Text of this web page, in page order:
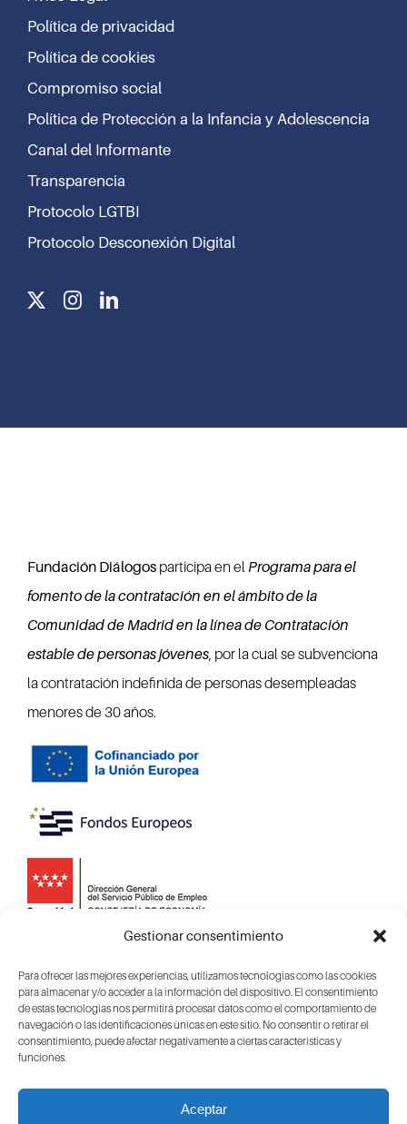
Gestionar consentimiento
Para ofrecer las mejores experiencias, utilizamos tecnologías como las cookies
para almacenar y/o acceder a la información del dispositivo. El consentimiento
de estas tecnologías nos permitirá procesar datos como el comportamiento de
navegación o las identificaciones únicas en este sitio. No consentir o retirar el
consentimiento, puede afectar negativamente a ciertas características y
funciones.
Aceptar
Política de privacidad
Política de cookies
Compromiso social
Política de Protección a la Infancia y Adolescencia
Canal del Informante
Transparencia
Protocolo LGTBI
Protocolo Desconexión Digital
Fundación Diálogosparticipa en el Programa para el
fomento de la contratación en el ámbito de la
Comunidad de Madrid en la línea de Contratación
estable de personas jóvenes, por la cual se subvenciona
la contratación indefinida de personas desempleadas
menores de 30 años.